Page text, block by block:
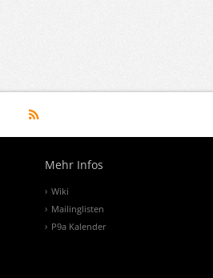
Mehr Infos
Wiki
Mailinglisten
P9a Kalender